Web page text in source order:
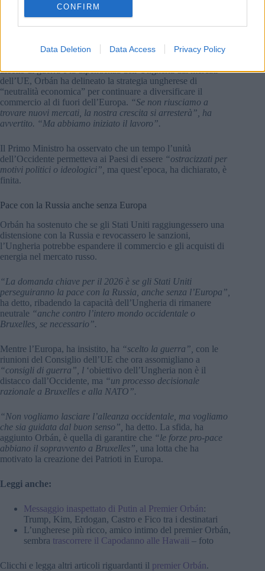
CONFIRM
Data Deletion Data Access Privacy Policy
salario minimo e i tagli fiscali per i piccoli imprenditori. Ha
mesi, ma il lavoro è iniziato e la maggior parte delle misure
assetto di guerra e la dipendenza dell’Ungheria dai mercati
dell’UE, Orbán ha delineato la strategia ungherese di
“neutralità economica” per continuare a diversificare il
commercio al di fuori dell’Europa. “Se non riusciamo a
trovare nuovi mercati, la nostra crescita si arresterà”, ha
avvertito. “Ma abbiamo iniziato il lavoro”.
Il Primo Ministro ha osservato che un tempo l’unità
dell’Occidente permetteva ai Paesi di essere “ostracizzati per
motivi politici o ideologici”, ma quest’epoca, ha dichiarato, è
finita.
Pace con la Russia anche senza Europa
Orbán ha sostenuto che se gli Stati Uniti raggiungessero una
distensione con la Russia e revocassero le sanzioni,
l’Ungheria potrebbe espandere il commercio e gli acquisti di
energia nel mercato russo.
“La domanda chiave per il 2026 è se gli Stati Uniti
perseguiranno la pace con la Russia, anche senza l’Europa”,
ha detto, ribadendo la capacità dell’Ungheria di rimanere
neutrale “anche contro l’intero mondo occidentale o
Bruxelles, se necessario”.
Mentre l’Europa, ha insistito, ha “scelto la guerra”, con le
riunioni del Consiglio dell’UE che ora assomigliano a
“consigli di guerra”, l ‘obiettivo dell’Ungheria non è il
distacco dall’Occidente, ma “un processo decisionale
razionale a Bruxelles e alla NATO”.
“Non vogliamo lasciare l’alleanza occidentale, ma vogliamo
che sia guidata dal buon senso”, ha detto. La sfida, ha
aggiunto Orbán, è quella di garantire che “le forze pro-pace
abbiano il sopravvento a Bruxelles”, una lotta che ha
motivato la creazione dei Patrioti in Europa.
Leggi anche:
Messaggio inaspettato di Putin al Premier Orbán:
Trump, Kim, Erdogan, Castro e Fico tra i destinatari
L’ungherese più ricco, amico intimo del premier Orbán,
sembra trascorrere il Capodanno alle Hawaii – foto
Clicchi e legga altri articoli riguardanti il premier Orbán.